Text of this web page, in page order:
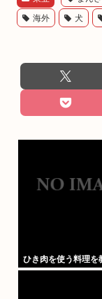
海外 犬
ひき肉を使う料理を